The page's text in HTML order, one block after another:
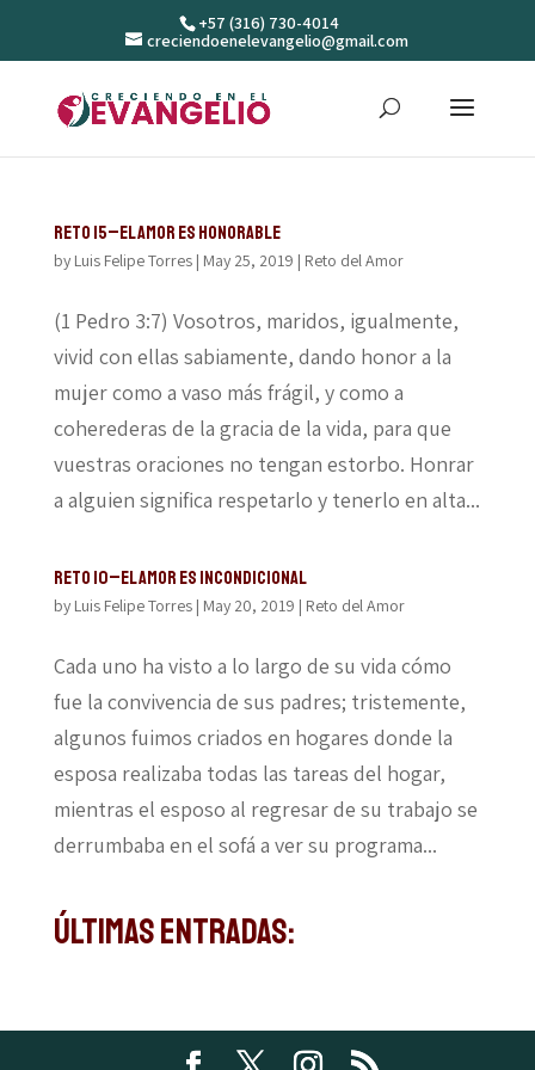
+57 (316) 730-4014
creciendoenelevangelio@gmail.com
Reto 15–El amor es honorable
by Luis Felipe Torres| May 25, 2019 | Reto del Amor
(1 Pedro 3:7) Vosotros, maridos, igualmente,
vivid con ellas sabiamente, dando honor a la
mujer como a vaso más frágil, y como a
coherederas de la gracia de la vida, para que
vuestras oraciones no tengan estorbo. Honrar
a alguien significa respetarlo y tenerlo en alta...
Reto 10–El amor es incondicional
by Luis Felipe Torres| May 20, 2019 | Reto del Amor
Cada uno ha visto a lo largo de su vida cómo
fue la convivencia de sus padres; tristemente,
algunos fuimos criados en hogares donde la
esposa realizaba todas las tareas del hogar,
mientras el esposo al regresar de su trabajo se
derrumbaba en el sofá a ver su programa...
Últimas Entradas: